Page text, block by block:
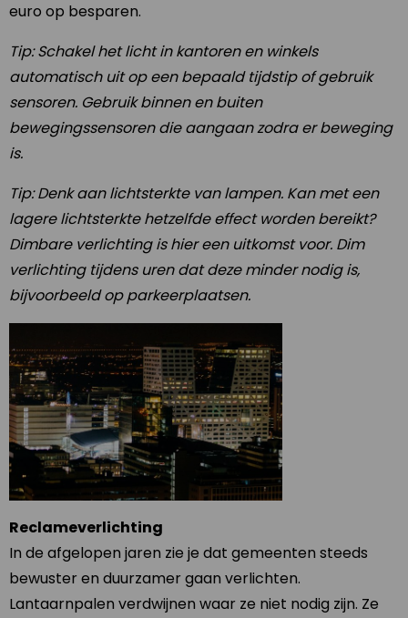
euro op besparen.
Tip: Schakel het licht in kantoren en winkels
automatisch uit op een bepaald tijdstip of gebruik
sensoren. Gebruik binnen en buiten
bewegingssensoren die aangaan zodra er beweging
is.
Tip: Denk aan lichtsterkte van lampen. Kan met een
lagere lichtsterkte hetzelfde effect worden bereikt?
Dimbare verlichting is hier een uitkomst voor. Dim
verlichting tijdens uren dat deze minder nodig is,
bijvoorbeeld op parkeerplaatsen.
Reclameverlichting
In de afgelopen jaren zie je dat gemeenten steeds
bewuster en duurzamer gaan verlichten.
Lantaarnpalen verdwijnen waar ze niet nodig zijn. Ze